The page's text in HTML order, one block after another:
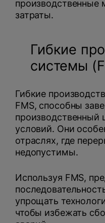
затраты.
Гибкие
системы
Гибкие
FMS, способны
производственный
условий. Они
отраслях, где
недопустимы.
Используя FMS,
упрощать
чтобы избежать